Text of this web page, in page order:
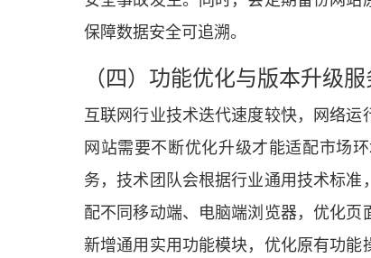
保障数据安全可追溯。
（四）功能优化与版本升级
互联网行业技术迭代速度较快，网络
网站需要不断优化升级才能适配市场
务，技术团队会根据行业通用技术标
配不同移动端、电脑端浏览器，优化页
新增通用实用功能模块，优化原有功